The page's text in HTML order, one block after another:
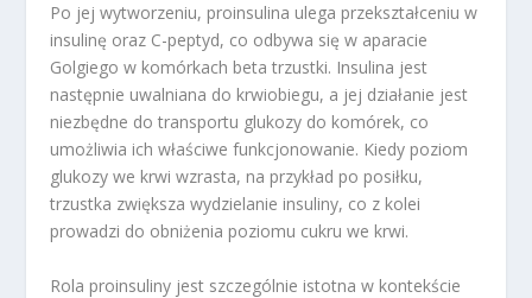
Po jej wytworzeniu, proinsulina ulega przekształceniu w
insulinę oraz C-peptyd, co odbywa się w aparacie
Golgiego w komórkach beta trzustki. Insulina jest
następnie uwalniana do krwiobiegu, a jej działanie jest
niezbędne do transportu glukozy do komórek, co
umożliwia ich właściwe funkcjonowanie. Kiedy poziom
glukozy we krwi wzrasta, na przykład po posiłku,
trzustka zwiększa wydzielanie insuliny, co z kolei
prowadzi do obniżenia poziomu cukru we krwi.
Rola proinsuliny jest szczególnie istotna w kontekście